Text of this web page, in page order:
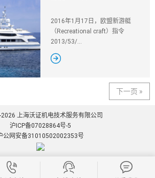
2016年1月17日，欧盟新游艇
（Recreational craft）指令
2013/53/...

下一页 »
上海沃证机电技术服务有限公司
沪ICP备07028864号-5
公网安备31010502002353号
  